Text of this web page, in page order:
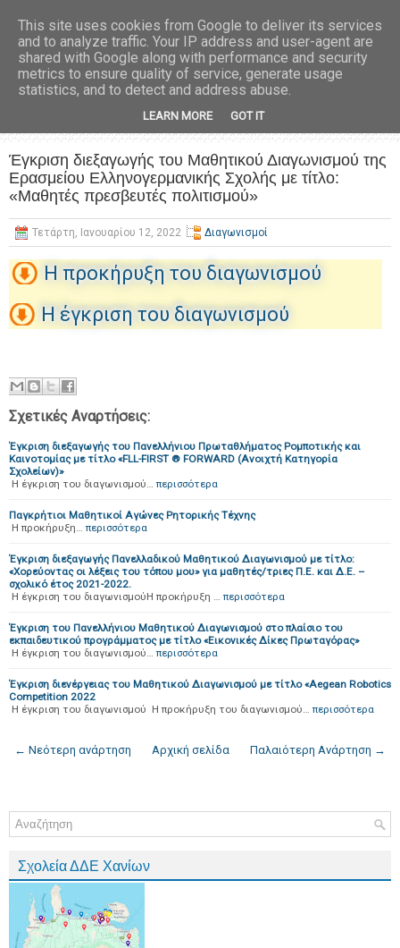
Έγκριση διεξαγωγής του Μαθητικού Διαγωνισμού της
Ερασμείου Ελληνογερμανικής Σχολής με τίτλο:
«Μαθητές πρεσβευτές πολιτισμού»
Τετάρτη, Ιανουαρίου 12, 2022 Διαγωνισμοί
Η προκήρυξη του διαγωνισμού
Η έγκριση του διαγωνισμού
Σχετικές Αναρτήσεις:
Έγκριση διεξαγωγής του Πανελλήνιου Πρωταθλήματος Ρομποτικής και
Καινοτομίας με τίτλο «FLL-FIRST ® FORWARD (Ανοιχτή Κατηγορία
Σχολείων)»
Η έγκριση του διαγωνισμού… περισσότερα
Παγκρήτιοι Μαθητικοί Αγώνες Ρητορικής Τέχνης
Η προκήρυξη… περισσότερα
Έγκριση διεξαγωγής Πανελλαδικού Μαθητικού Διαγωνισμού με τίτλο:
«Χορεύοντας οι λέξεις του τόπου μου» για μαθητές/τριες Π.Ε. και Δ.Ε. –
σχολικό έτος 2021-2022.
Η έγκριση του διαγωνισμούΗ προκήρυξη … περισσότερα
Έγκριση του Πανελλήνιου Μαθητικού Διαγωνισμού στο πλαίσιο του
εκπαιδευτικού προγράμματος με τίτλο «Εικονικές Δίκες Πρωταγόρας»
Η έγκριση του διαγωνισμού… περισσότερα
Έγκριση διενέργειας του Μαθητικού Διαγωνισμού με τίτλο «Aegean Robotics
Competition 2022
Η έγκριση του διαγωνισμού Η προκήρυξη του διαγωνισμού… περισσότερα
← Νεότερη ανάρτηση Παλαιότερη Ανάρτηση →
Αρχική σελίδα
Σχολεία ΔΔΕ Χανίων
This site uses cookies from Google to deliver its services
and to analyze traffic. Your IP address and user-agent are
shared with Google along with performance and security
metrics to ensure quality of service, generate usage
statistics, and to detect and address abuse.
LEARN MORE GOT IT